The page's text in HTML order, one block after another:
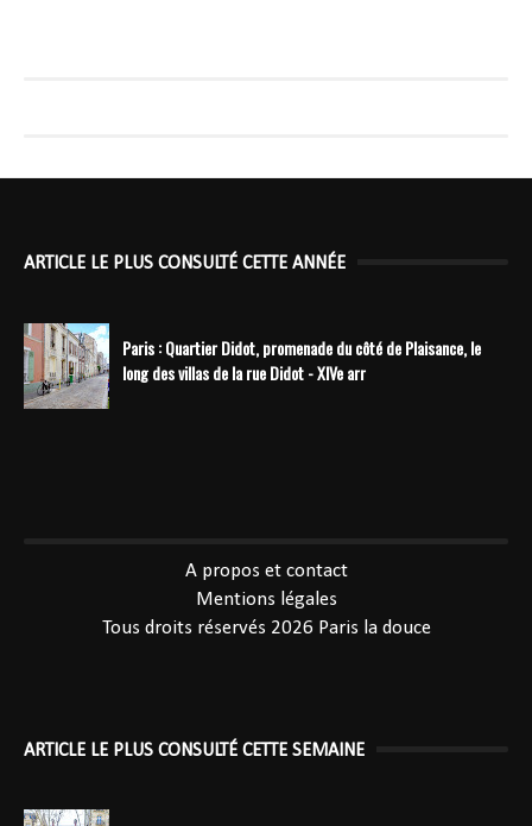
ARTICLE LE PLUS CONSULTÉ CETTE ANNÉE
Paris : Quartier Didot, promenade du côté de Plaisance, le
long des villas de la rue Didot - XIVe arr
A propos et contact
Mentions légales
Tous droits réservés 2026 Paris la douce
ARTICLE LE PLUS CONSULTÉ CETTE SEMAINE